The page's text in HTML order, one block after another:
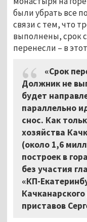
были убрать все
связи с тем, что
выполнены, срок
перенесли – в
«Срок
Должник не
будет
параллельно
снос. Как
хозяйства
(около 1,6
построек в
без участия
«КП-
приставов